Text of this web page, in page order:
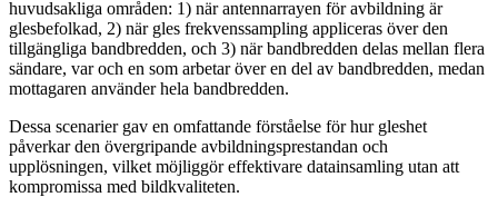
huvudsakliga områden: 1) när antennarrayen för avbildning är
glesbefolkad, 2) när gles frekvenssampling appliceras över den
tillgängliga bandbredden, och 3) när bandbredden delas mellan flera
sändare, var och en som arbetar över en del av bandbredden, medan
mottagaren använder hela bandbredden.
Dessa scenarier gav en omfattande förståelse för hur gleshet
påverkar den övergripande avbildningsprestandan och
upplösningen, vilket möjliggör effektivare datainsamling utan att
kompromissa med bildkvaliteten.